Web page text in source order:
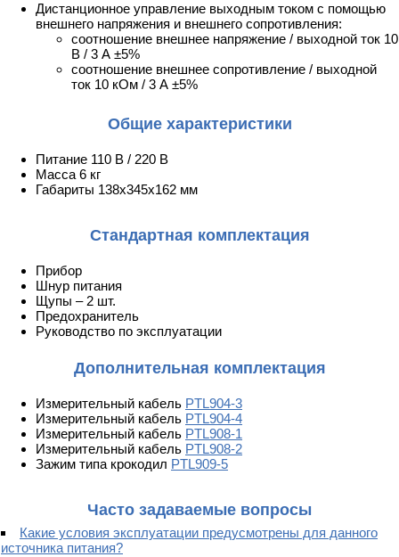
Дистанционное управление выходным током с помощью
внешнего напряжения и внешнего сопротивления:
соотношение внешнее напряжение / выходной ток 10
В / 3 А ±5%
соотношение внешнее сопротивление / выходной
ток 10 кОм / 3 А ±5%
Общие характеристики
Питание 110 В / 220 В
Масса 6 кг
Габариты 138x345x162 мм
Стандартная комплектация
Прибор
Шнур питания
Щупы – 2 шт.
Предохранитель
Руководство по эксплуатации
Дополнительная комплектация
Измерительный кабель PTL904-3
Измерительный кабель PTL904-4
Измерительный кабель PTL908-1
Измерительный кабель PTL908-2
Зажим типа крокодил PTL909-5
Часто задаваемые вопросы
Какие условия эксплуатации предусмотрены для данного
источника питания?